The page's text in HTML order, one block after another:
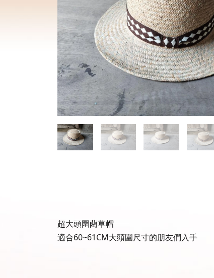
超大頭圍藺草帽
適合60~61CM大頭圍尺寸的朋友們入手